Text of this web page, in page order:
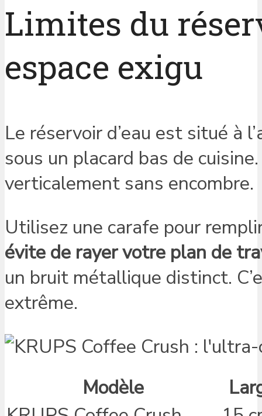
Limites du
espace exigu
Le réservoir d’eau est situé à
sous un placard bas de
verticalement sans encombre.
Utilisez une carafe pour
évite de rayer votre plan de
un bruit métallique distinct.
extrême.
Modèle